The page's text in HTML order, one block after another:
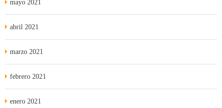
mayo 2021
abril 2021
marzo 2021
febrero 2021
enero 2021